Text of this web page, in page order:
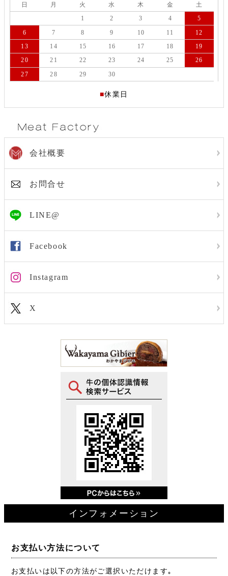
日 月 火 水 木 金
土
1
2 3 4
5
6
7 8 9 10 11
12
13
14 15 16 17 18
19
20
21 22 23 24 25
26
27
28 29 30
■休業日
会社概要
お問合せ
LINE@
Facebook
Instagram
X
インフォメーション
お支払い方法について
お支払いは以下の方法がご選択いただけます｡